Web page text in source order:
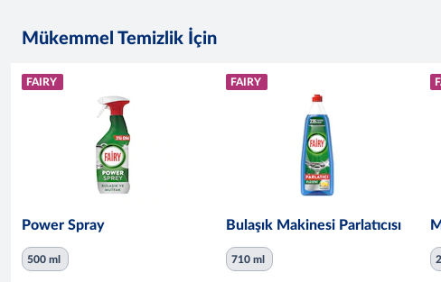
Mükemmel Temizlik İçin
FAIRY
Power Spray
500 ml
FAIRY
Bulaşık Makinesi Parlatıcısı
710 ml